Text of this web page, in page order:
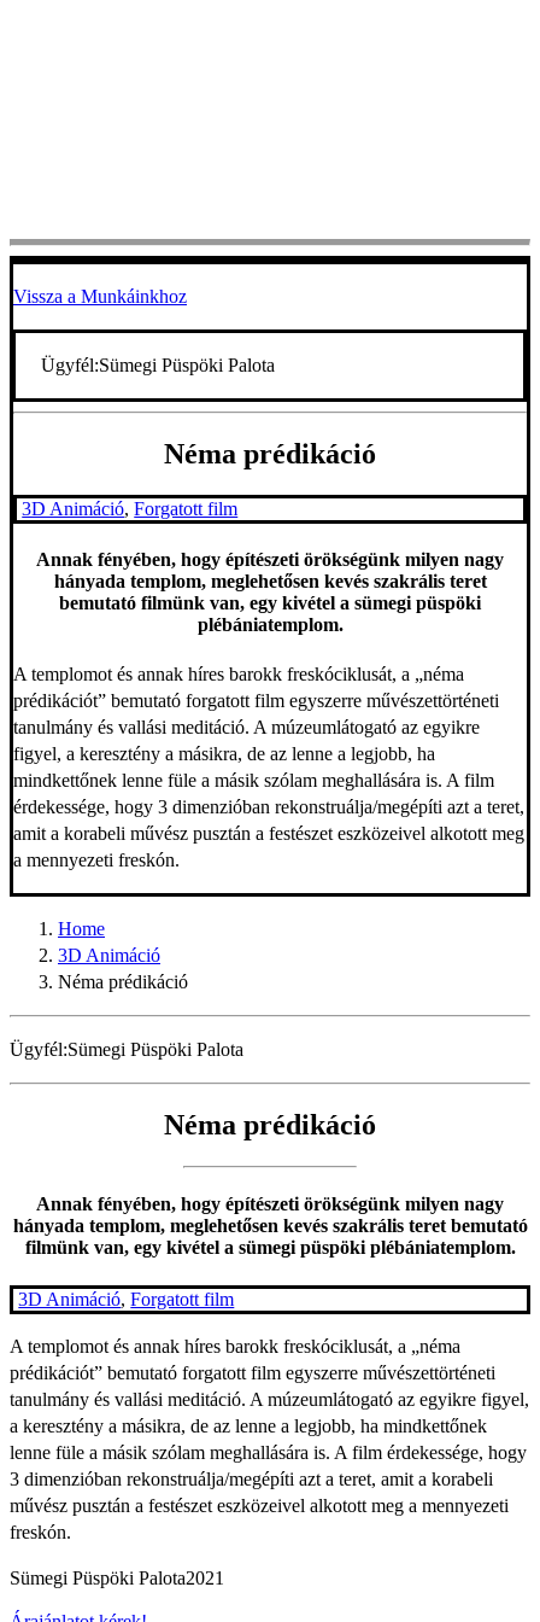
Vissza a Munkáinkhoz
Ügyfél:Sümegi Püspöki Palota
Néma prédikáció
3D Animáció,Forgatott film
Annak fényében, hogy építészeti örökségünk milyen nagy
hányada templom, meglehetősen kevés szakrális teret
bemutató filmünk van, egy kivétel a sümegi püspöki
plébániatemplom.
A templomot és annak híres barokk freskóciklusát, a „néma
prédikációt” bemutató forgatott film egyszerre művészettörténeti
tanulmány és vallási meditáció. A múzeumlátogató az egyikre
figyel, a keresztény a másikra, de az lenne a legjobb, ha
mindkettőnek lenne füle a másik szólam meghallására is. A film
érdekessége, hogy 3 dimenzióban rekonstruálja/megépíti azt a teret,
amit a korabeli művész pusztán a festészet eszközeivel alkotott meg
a mennyezeti freskón.
Home
3D Animáció
Néma prédikáció
Ügyfél:Sümegi Püspöki Palota
Néma prédikáció
Annak fényében, hogy építészeti örökségünk milyen nagy
hányada templom, meglehetősen kevés szakrális teret bemutató
filmünk van, egy kivétel a sümegi püspöki plébániatemplom.
3D Animáció,Forgatott film
A templomot és annak híres barokk freskóciklusát, a „néma
prédikációt” bemutató forgatott film egyszerre művészettörténeti
tanulmány és vallási meditáció. A múzeumlátogató az egyikre figyel,
a keresztény a másikra, de az lenne a legjobb, ha mindkettőnek
lenne füle a másik szólam meghallására is. A film érdekessége, hogy
3 dimenzióban rekonstruálja/megépíti azt a teret, amit a korabeli
művész pusztán a festészet eszközeivel alkotott meg a mennyezeti
freskón.
Sümegi Püspöki Palota2021